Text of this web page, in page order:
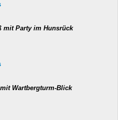
mit Party im Hunsrück
Wartbergturm-Blick